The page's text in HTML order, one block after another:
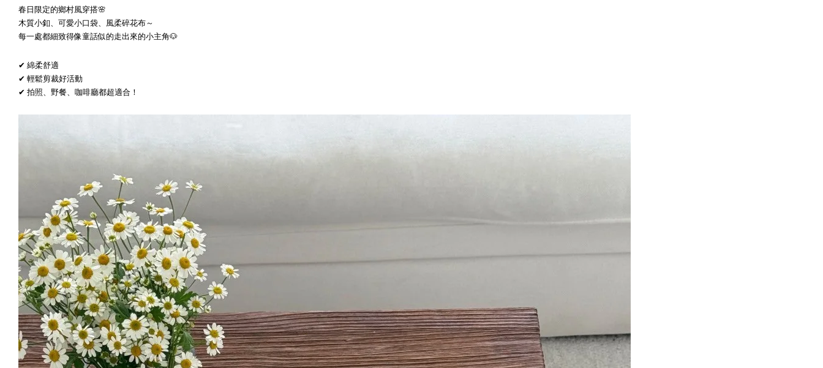
春日限定的鄉村風穿搭🌸
木質小釦、可愛小口袋、風柔碎花布～
每一處都細致得像童話似的走出來的小主角🐶
✔ 綿柔舒適
✔ 輕鬆剪裁好活動
✔ 拍照、野餐、咖啡廳都超適合！